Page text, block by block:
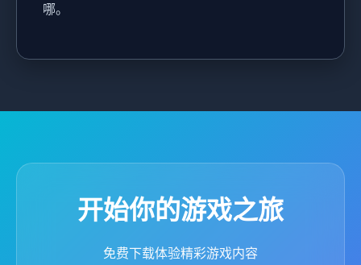
哪。
开始你的游戏之旅
免费下载体验精彩游戏内容